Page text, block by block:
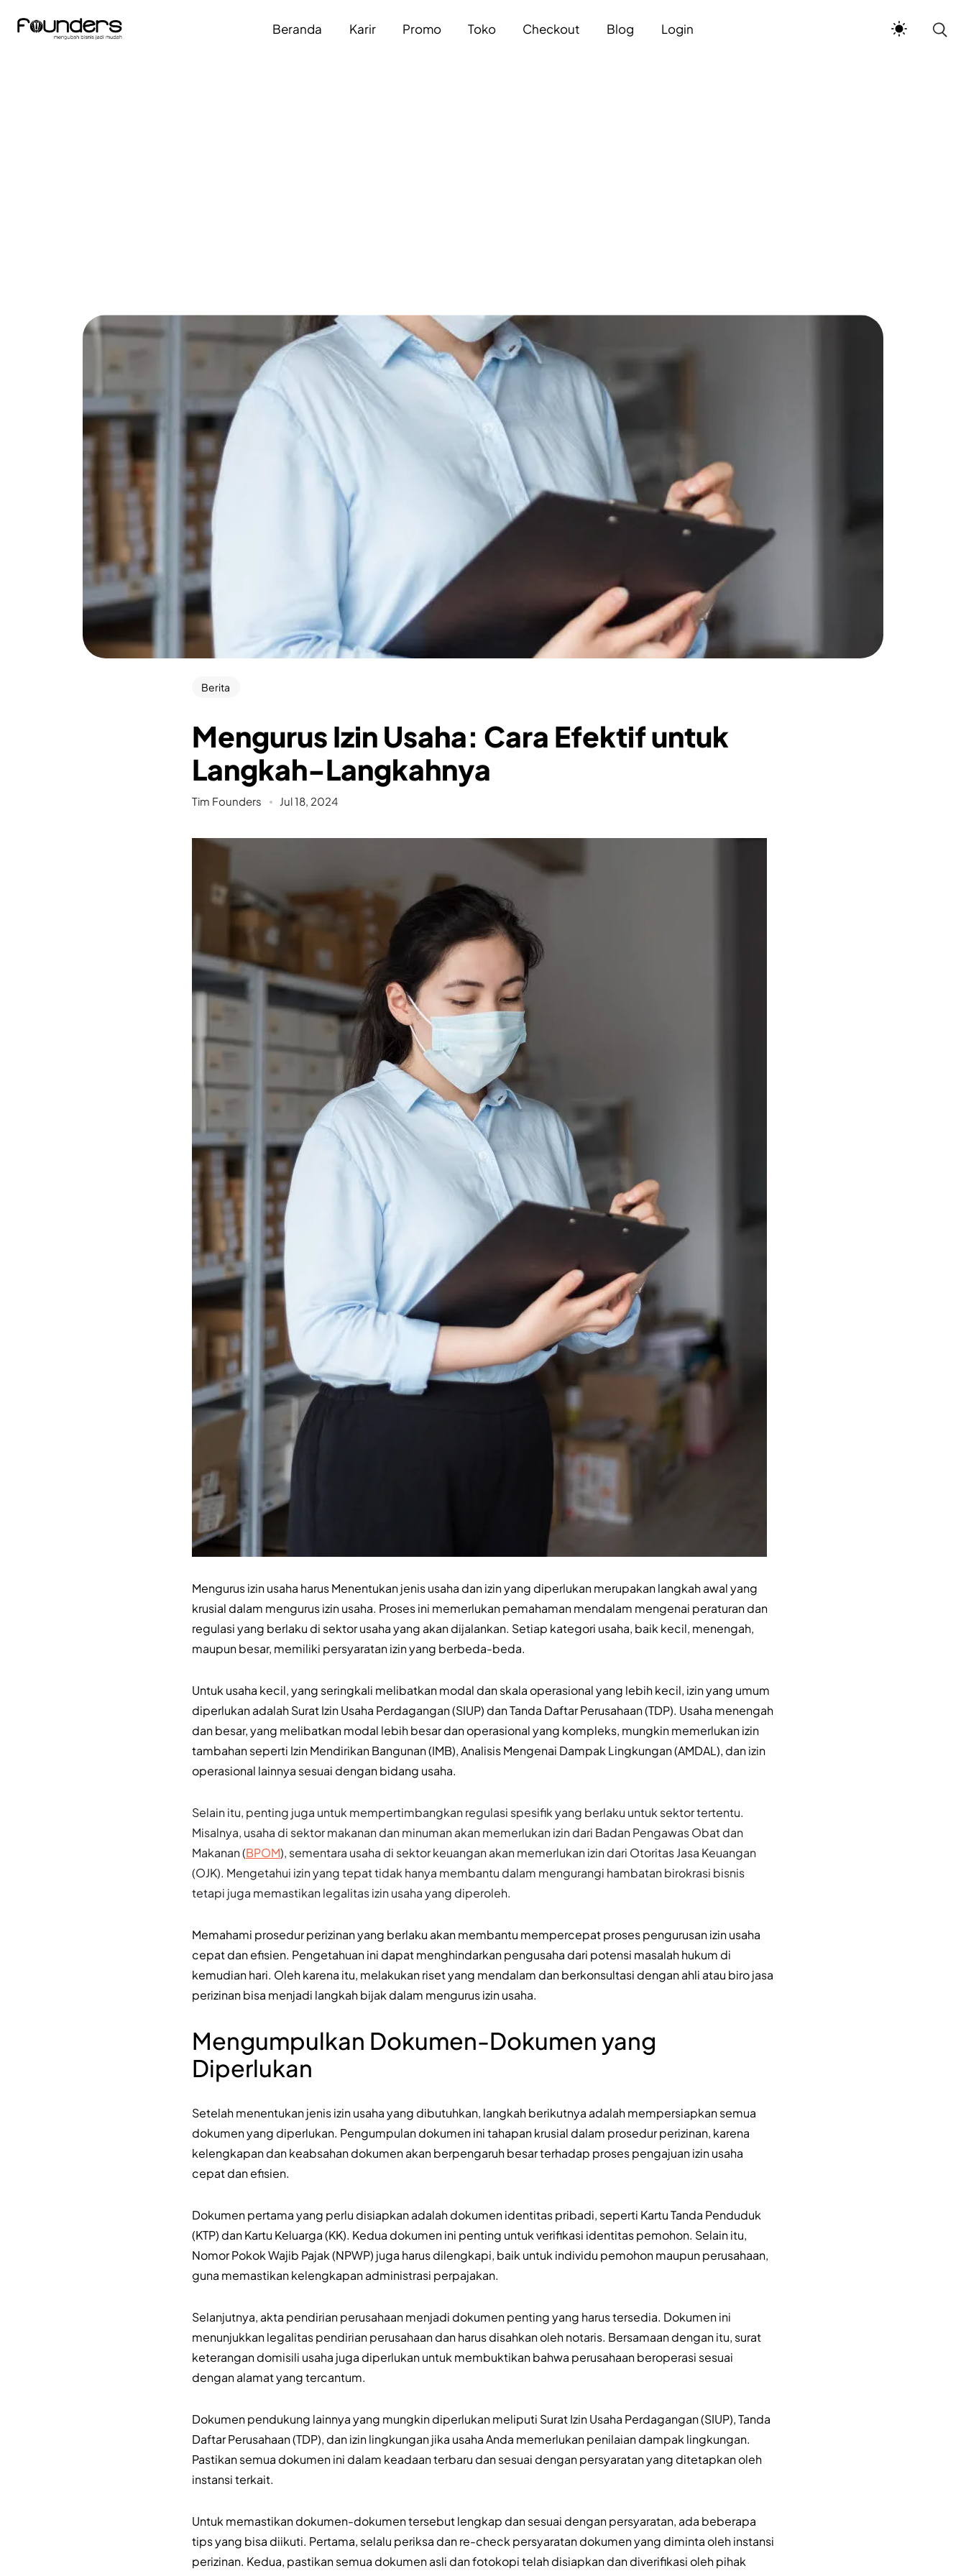
Beranda Karir Promo Toko Checkout Blog Login
Berita
Mengurus Izin Usaha: Cara Efektif untuk
Langkah-Langkahnya
Tim Founders Jul 18, 2024
Mengurus izin usaha harus Menentukan jenis usaha dan izin yang diperlukan merupakan langkah awal yang
krusial dalam mengurus izin usaha. Proses ini memerlukan pemahaman mendalam mengenai peraturan dan
regulasi yang berlaku di sektor usaha yang akan dijalankan. Setiap kategori usaha, baik kecil, menengah,
maupun besar, memiliki persyaratan izin yang berbeda-beda.
Untuk usaha kecil, yang seringkali melibatkan modal dan skala operasional yang lebih kecil, izin yang umum
diperlukan adalah Surat Izin Usaha Perdagangan (SIUP) dan Tanda Daftar Perusahaan (TDP). Usaha menengah
dan besar, yang melibatkan modal lebih besar dan operasional yang kompleks, mungkin memerlukan izin
tambahan seperti Izin Mendirikan Bangunan (IMB), Analisis Mengenai Dampak Lingkungan (AMDAL), dan izin
operasional lainnya sesuai dengan bidang usaha.
Selain itu, penting juga untuk mempertimbangkan regulasi spesifik yang berlaku untuk sektor tertentu.
Misalnya, usaha di sektor makanan dan minuman akan memerlukan izin dari Badan Pengawas Obat dan
Makanan (BPOM), sementara usaha di sektor keuangan akan memerlukan izin dari Otoritas Jasa Keuangan
(OJK). Mengetahui izin yang tepat tidak hanya membantu dalam mengurangi hambatan birokrasi bisnis
tetapi juga memastikan legalitas izin usaha yang diperoleh.
Memahami prosedur perizinan yang berlaku akan membantu mempercepat proses pengurusan izin usaha
cepat dan efisien. Pengetahuan ini dapat menghindarkan pengusaha dari potensi masalah hukum di
kemudian hari. Oleh karena itu, melakukan riset yang mendalam dan berkonsultasi dengan ahli atau biro jasa
perizinan bisa menjadi langkah bijak dalam mengurus izin usaha.
Mengumpulkan Dokumen-Dokumen yang
Diperlukan
Setelah menentukan jenis izin usaha yang dibutuhkan, langkah berikutnya adalah mempersiapkan semua
dokumen yang diperlukan. Pengumpulan dokumen ini tahapan krusial dalam prosedur perizinan, karena
kelengkapan dan keabsahan dokumen akan berpengaruh besar terhadap proses pengajuan izin usaha
cepat dan efisien.
Dokumen pertama yang perlu disiapkan adalah dokumen identitas pribadi, seperti Kartu Tanda Penduduk
(KTP) dan Kartu Keluarga (KK). Kedua dokumen ini penting untuk verifikasi identitas pemohon. Selain itu,
Nomor Pokok Wajib Pajak (NPWP) juga harus dilengkapi, baik untuk individu pemohon maupun perusahaan,
guna memastikan kelengkapan administrasi perpajakan.
Selanjutnya, akta pendirian perusahaan menjadi dokumen penting yang harus tersedia. Dokumen ini
menunjukkan legalitas pendirian perusahaan dan harus disahkan oleh notaris. Bersamaan dengan itu, surat
keterangan domisili usaha juga diperlukan untuk membuktikan bahwa perusahaan beroperasi sesuai
dengan alamat yang tercantum.
Dokumen pendukung lainnya yang mungkin diperlukan meliputi Surat Izin Usaha Perdagangan (SIUP), Tanda
Daftar Perusahaan (TDP), dan izin lingkungan jika usaha Anda memerlukan penilaian dampak lingkungan.
Pastikan semua dokumen ini dalam keadaan terbaru dan sesuai dengan persyaratan yang ditetapkan oleh
instansi terkait.
Untuk memastikan dokumen-dokumen tersebut lengkap dan sesuai dengan persyaratan, ada beberapa
tips yang bisa diikuti. Pertama, selalu periksa dan re-check persyaratan dokumen yang diminta oleh instansi
perizinan. Kedua, pastikan semua dokumen asli dan fotokopi telah disiapkan dan diverifikasi oleh pihak